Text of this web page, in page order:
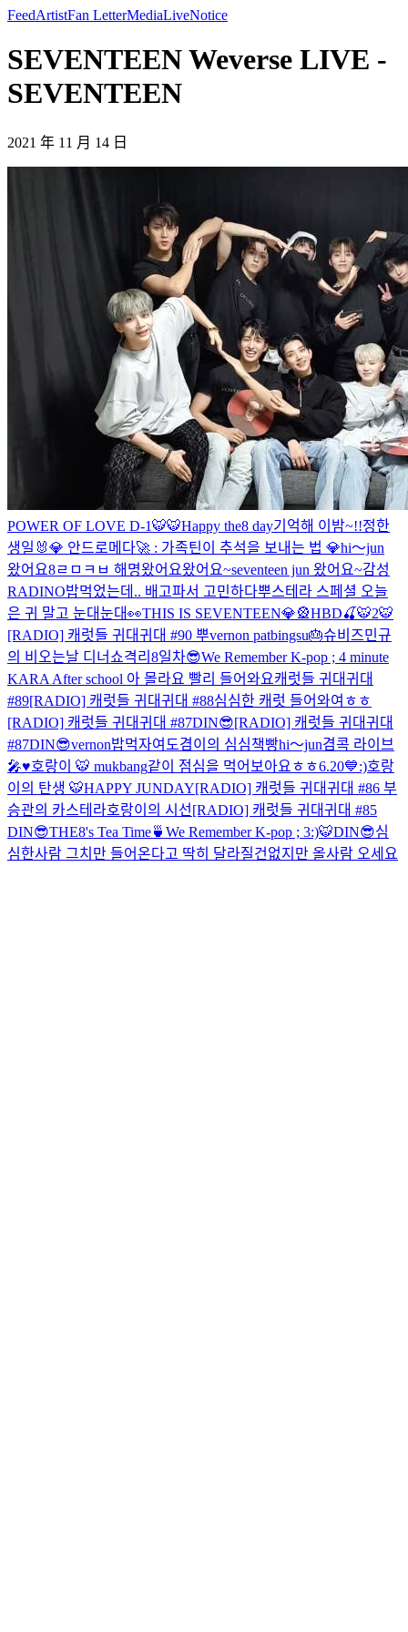
FeedArtistFan LetterMediaLiveNotice
SEVENTEEN Weverse LIVE -
SEVENTEEN
2021 年 11 月 14 日
POWER OF LOVE D-1🐯🐯Happy the8 day기억해 이밤~!!정한
생일🐰💎 안드로메다🚀 : 가족틴이 추석을 보내는 법 💎hi～jun
왔어요8ㄹㅁㅋㅂ 해명왔어요왔어요~seventeen jun 왔어요~감성
RADINO밥먹었는데.. 배고파서 고민하다뿌스테라 스페셜 오늘
은 귀 말고 눈대눈대👀THIS IS SEVENTEEN💎🎡HBD🍒🐯2🐯
[RADIO] 캐럿들 귀대귀대 #90 뿌vernon patbingsu🎂슈비즈민규
의 비오는날 디너쇼격리8일차😎We Remember K-pop ; 4 minute
KARA After school 아 몰라요 빨리 들어와요캐럿들 귀대귀대
#89[RADIO] 캐럿들 귀대귀대 #88심심한 캐럿 들어와여ㅎㅎ
[RADIO] 캐럿들 귀대귀대 #87DIN😎[RADIO] 캐럿들 귀대귀대
#87DIN😎vernon밥먹자여 도겸이의 심심책빵hi～jun겸콕 라이브
🎤♥️호랑이 🐯 mukbang같이 점심을 먹어보아요ㅎㅎ6.20💙:)호랑
이의 탄생 🐯HAPPY JUNDAY[RADIO] 캐럿들 귀대귀대 #86 부
승관의 카스테라호랑이의 시선[RADIO] 캐럿들 귀대귀대 #85
DIN😎THE8's Tea Time🍵 We Remember K-pop ; 3:)🐯DIN😎심
심한사람 그치만 들어온다고 딱히 달라질건없지만 올사람 오세요